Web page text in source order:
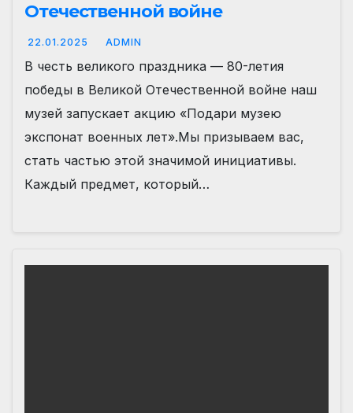
Отечественной войне
22.01.2025 ADMIN
️В честь великого праздника — 80-летия
победы в Великой Отечественной войне наш
музей запускает акцию «Подари музею
экспонат военных лет».️Мы призываем вас,
стать частью этой значимой инициативы.
Каждый предмет, который…